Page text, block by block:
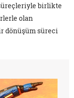
birlikte
olan
dönüşüm süreci